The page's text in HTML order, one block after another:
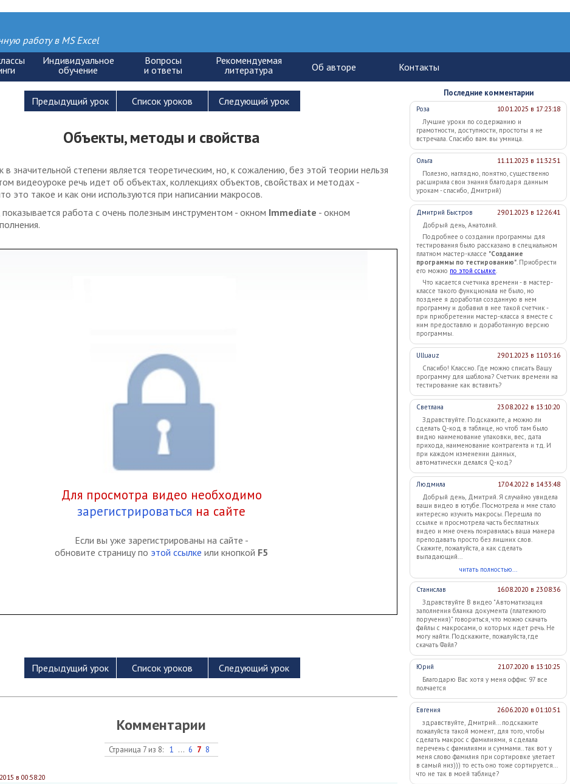
работу в MS Excel
Объекты, методы и свойства
в значительной степени является теоретическим, но, к сожалению, без этой теории нельзя
видеоуроке речь идет об объектах, коллекциях объектов, свойствах и методах -
это такое и как они используются при написании макросов.
работа с очень полезным инструментом - окном Immediate - окном
Для просмотра видео необходимо
зарегистрироваться на сайте
Если вы уже зарегистрированы на сайте -
обновите страницу по этой ссылке или кнопкой F5
Комментарии
Страница 7 из 8: 1 ... 6 7 8
в 00:58:20
Последние комментарии
Роза
10.01.2025 в 17:23:18
Лучшие уроки по содержанию и
грамотности, доступности, простоты я не
встречала. Спасибо вам. вы умница.
Ольга
11.11.2023 в 11:32:51
Полезно, наглядно, понятно, существенно
расширила свои знания благодаря данным
урокам - спасибо, Дмитрий)
Дмитрий Быстров
29.01.2023 в 12:26:41
Добрый день, Анатолий.
Подробнее о создании программы для
тестирования было рассказано в специальном
платном мастер-классе "Создание
программы по тестированию". Приобрести
его можно по этой ссылке.
Что касается счетчика времени - в мастер-
классе такого функционала не было, но
позднее я доработал созданную в нем
программу и добавил в нее такой счетчик -
при приобретении мастер-класса я вместе с
ним предоставлю и доработанную версию
программы.
Ulluauz
29.01.2023 в 11:03:16
Спасибо! Классно. Где можно списать Вашу
программу для шаблона? Счетчик времени на
тестирование как вставить?
Светлана
23.08.2022 в 13:10:20
Здравствуйте. Подскажите, а можно ли
сделать Q-код в таблице, но чтоб там было
видно наименование упаковки, вес, дата
прихода, наименование контрагента и тд. И
при каждом изменении данных,
автоматически делался Q-код?
Людмила
17.04.2022 в 14:33:48
Добрый день, Дмитрий. Я случайно увидела
ваши видео в ютубе. Посмотрела и мне стало
интересно изучить макросы. Перешла по
ссылке и просмотрела часть бесплатных
видео и мне очень понравилась ваша манера
преподавать просто без лишних слов.
Скажите, пожалуйста, а как сделать
выпадающий...
читать полностью...
Станислав
16.08.2020 в 23:08:36
Здравствуйте В видео "Автоматизация
заполнения бланка документа (платежного
поручения)" говориться, что можно скачать
файлы с макросами, о которых идет речь. Не
могу найти. Подскажите, пожалуйста,где
скачать Файл?
Юрий
21.07.2020 в 13:10:25
Благодарю Вас хотя у меня оффис 97 все
полчается
Евгения
26.06.2020 в 01:10:51
здравствуйте, Дмитрий... подскажите
пожалуйста такой момент, для того, чтобы
сделать макрос с фамилиями, я сделала
перечень с фамилиями и суммами.. так вот у
меня слово фамилия при сортировке улетает
в самый низ))) то есть оно тоже сортируется...
что не так в моей таблице?